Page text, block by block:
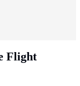
Flight